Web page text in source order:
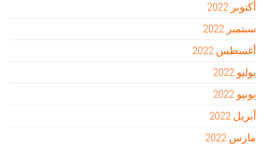
أكتوبر 2022
سبتمبر 2022
أغسطس 2022
يوليو 2022
يونيو 2022
أبريل 2022
مارس 2022